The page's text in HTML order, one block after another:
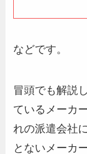
などです。
冒頭でも解説
ているメーカ
れの派遣会社
とないメーカ